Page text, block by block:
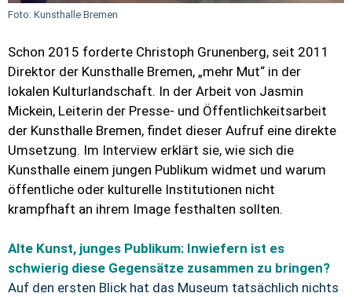
Foto: Kunsthalle Bremen
Schon 2015 forderte Christoph Grunenberg, seit 2011
Direktor der Kunsthalle Bremen, „mehr Mut“ in der
lokalen Kulturlandschaft. In der Arbeit von Jasmin
Mickein, Leiterin der Presse- und Öffentlichkeitsarbeit
der Kunsthalle Bremen, findet dieser Aufruf eine direkte
Umsetzung. Im Interview erklärt sie, wie sich die
Kunsthalle einem jungen Publikum widmet und warum
öffentliche oder kulturelle Institutionen nicht
krampfhaft an ihrem Image festhalten sollten.
Alte Kunst, junges Publikum: Inwiefern ist es
schwierig diese Gegensätze zusammen zu bringen?
Auf den ersten Blick hat das Museum tatsächlich nichts